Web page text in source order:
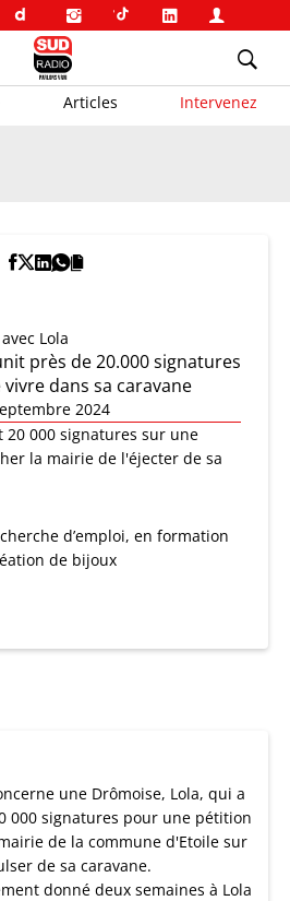
Articles Intervenez
avec Lola
près de 20.000 signatures
dans sa caravane
2024
20 000 signatures sur une
la mairie de l'éjecter de sa
d’emploi, en formation
de bijoux
une Drômoise, Lola, qui a
000 signatures pour une pétition
de la commune d'Etoile sur
de sa caravane.
donné deux semaines à Lola